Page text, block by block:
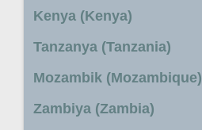
Kenya (Kenya)
Tanzanya (Tanzania)
Mozambik (Mozambique)
Zambiya (Zambia)